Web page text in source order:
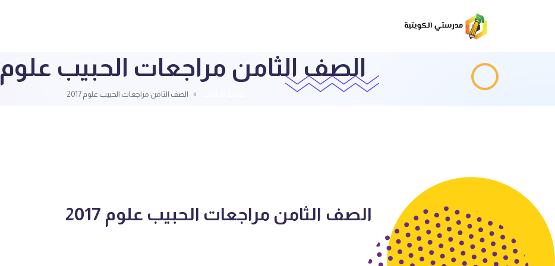
الصف الثامن مراجعات الحبيب علوم 2017
الصف الثامن مراجعات الحبيب علوم 2017
الصف الثامن مراجعات الحبيب علوم 2017